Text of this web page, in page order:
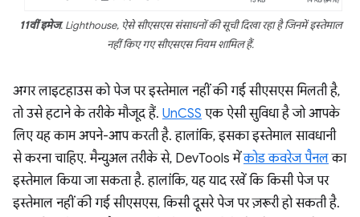
11वीं इमेज. Lighthouse, ऐसे सीएसएस संसाधनों की सूची दिखा रहा है जिनमें इस्तेमाल
नहीं किए गए सीएसएस नियम शामिल हैं.
अगर लाइटहाउस को पेज पर इस्तेमाल नहीं की गई सीएसएस मिलती है,
तो उसे हटाने के तरीके मौजूद हैं. UnCSS एक ऐसी सुविधा है जो आपके
लिए यह काम अपने-आप करती है. हालांकि, इसका इस्तेमाल सावधानी
से करना चाहिए. मैन्युअल तरीके से, DevTools मेंकोड कवरेज पैनलका
इस्तेमाल किया जा सकता है. हालांकि, यह याद रखें कि किसी पेज पर
इस्तेमाल नहीं की गई सीएसएस, किसी दूसरे पेज पर ज़रूरी हो सकती है.